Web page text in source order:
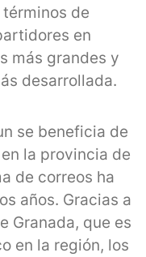
de
en
más grandes y
desarrollada.
se beneficia de
la provincia de
de correos ha
años. Gracias a
Granada, que es
en la región, los